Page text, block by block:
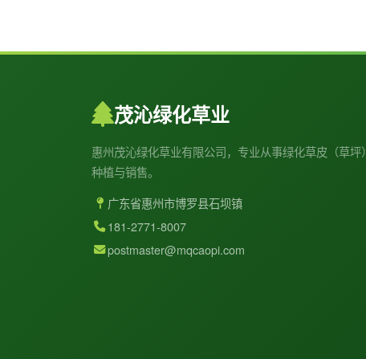
茂沁绿化草业
惠州茂沁绿化草业有限公司，专业从事绿化草皮（草坪）
种植与销售。
广东省惠州市博罗县石坝镇
181-2771-8007
postmaster@mqcaopi.com